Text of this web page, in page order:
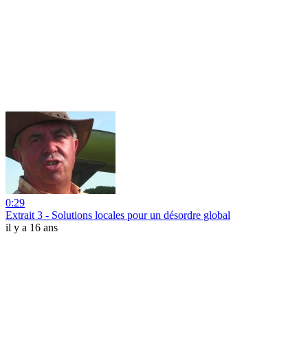
0:29
Extrait 3 - Solutions locales pour un désordre global
il y a 16 ans